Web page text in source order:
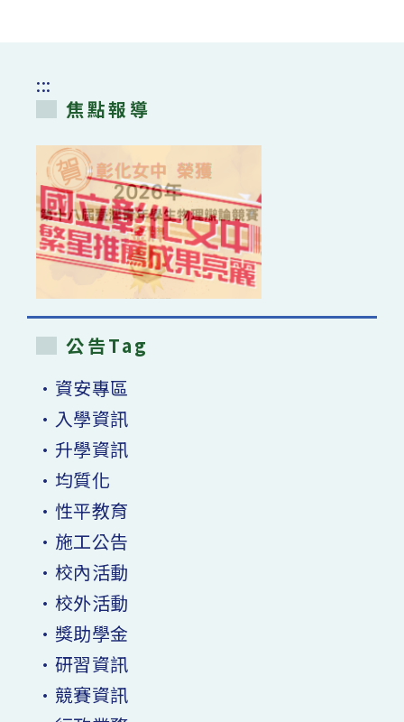
:::
焦點報導
公告Tag
•資安專區
•入學資訊
•升學資訊
•均質化
•性平教育
•施工公告
•校內活動
•校外活動
•獎助學金
•研習資訊
•競賽資訊